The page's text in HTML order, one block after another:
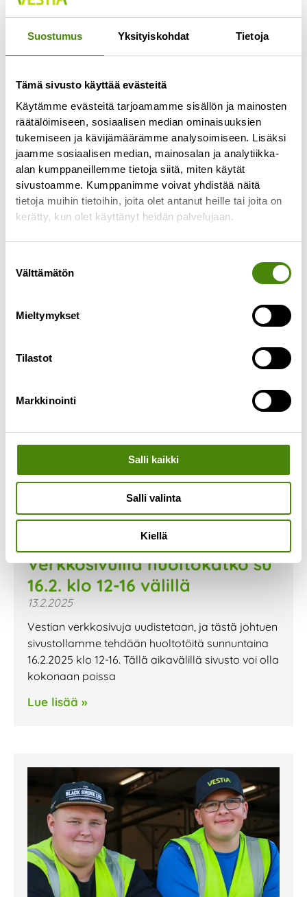
Suostumus Yksityiskohdat Tietoja
Tämä sivusto käyttää evästeitä
Käytämme evästeitä tarjoamamme sisällön ja mainosten
räätälöimiseen, sosiaalisen median ominaisuuksien
tukemiseen ja kävijämäärämme analysoimiseen. Lisäksi
jaamme sosiaalisen median, mainosalan ja analytiikka-
alan kumppaneillemme tietoja siitä, miten käytät
sivustoamme. Kumppanimme voivat yhdistää näitä
tietoja muihin tietoihin, joita olet antanut heille tai joita on
kerätty, kun olet käyttänyt heidän palvelujaan.
valinta
Välttämätön
Mieltymykset
Tilastot
Markkinointi
Salli kaikki
Salli valinta
Kiellä
Vestia Oy ja Raahe aloittavat
osakkuusneuvottelut
17.2.2025
Kuntien omistama jätehuoltoyhtiö Vestia Oy ja
Raahen kaupunki aloittavat osakkuusneuvottelut,
Raahen kaupungin jätehuollon ja Raahe
Verkkosivuilla huoltokatko su
16.2. klo 12-16 välillä
13.2.2025
Vestian verkkosivuja uudistetaan, ja tästä johtuen
sivustollamme tehdään huoltotöitä sunnuntaina
16.2.2025 klo 12-16. Tällä aikavälillä sivusto voi olla
kokonaan poissa
Lue lisää »